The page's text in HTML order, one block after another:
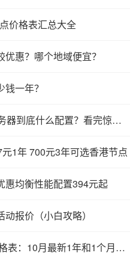
价格表汇总大全
惠？哪个地域便宜？
一年？
全网爆火的阿里云99元服务器到底什么配置？看完惊呆了
1年 700元3年可选香港节点
惠均衡性能配置394元起
报价（小白攻略）
2025阿里云服务器租用价格表：10月最新1年和1个月收费标准